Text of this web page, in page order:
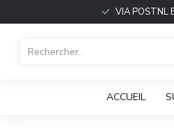
VIA POSTNL
ACCUEIL